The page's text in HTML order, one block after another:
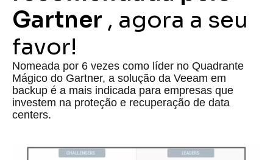
Gartner , agora a seu
favor!
Nomeada por 6 vezes como líder no Quadrante
Mágico do Gartner, a solução da Veeam em
backup é a mais indicada para empresas que
investem na proteção e recuperação de data
centers.